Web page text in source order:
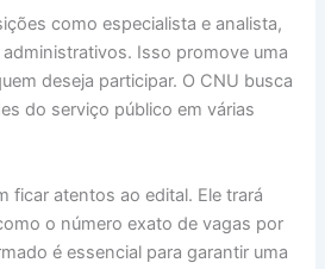
como especialista e analista,
Isso promove uma
deseja participar. O CNU busca
do serviço público em várias
ficar atentos ao edital. Ele trará
o número exato de vagas por
é essencial para garantir uma